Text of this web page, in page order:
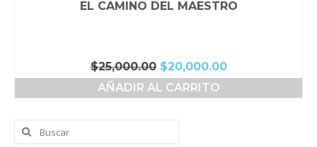
EL CAMINO DEL MAESTRO
$25,000.00 El
precio
original
$25,000.00.
$20,000.00El
precio
AÑADIR AL CARRITO
Buscar
por: